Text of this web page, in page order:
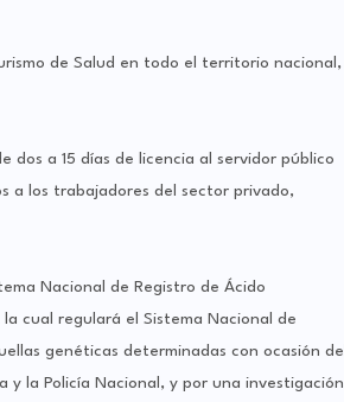
de Salud en todo el territorio nacional,
dos a 15 días de licencia al servidor público
a los trabajadores del sector privado,
Nacional de Registro de Ácido
cual regulará el Sistema Nacional de
genéticas determinadas con ocasión del
y la Policía Nacional, y por una investigación